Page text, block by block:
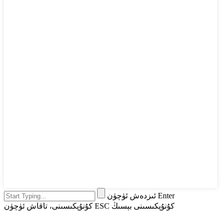
ئىزدەش ئۈچۈن Enter
كۇنۇپكىسىنى، تاقاش ئۈچۈن ESC كۇنۇپكىسىنى بېسىڭ